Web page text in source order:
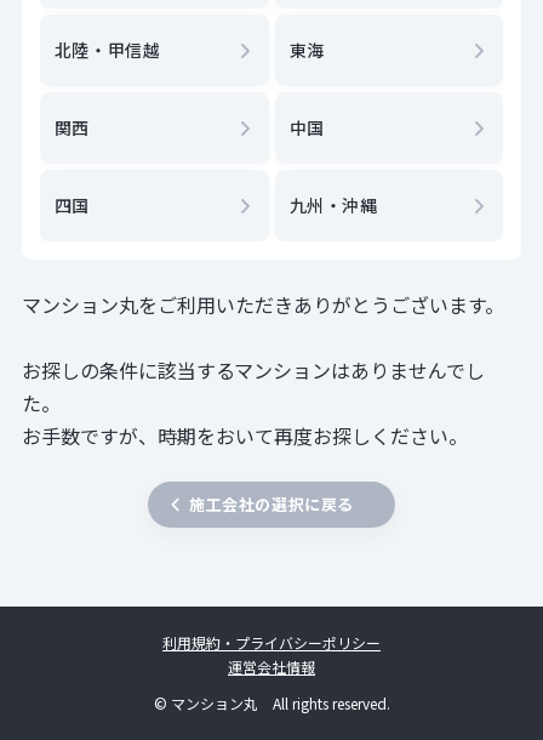
北陸・甲信越 東海
関西 中国
四国 九州・沖縄
マンション丸をご利用いただきありがとうございます。
お探しの条件に該当するマンションはありませんでし
た。
お手数ですが、時期をおいて再度お探しください。
施工会社の選択に戻る
利用規約・プライバシーポリシー
運営会社情報
© マンション丸 All rights reserved.